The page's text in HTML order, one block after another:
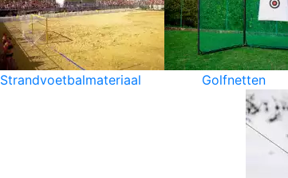
Strandvoetbalmateriaal Golfnetten